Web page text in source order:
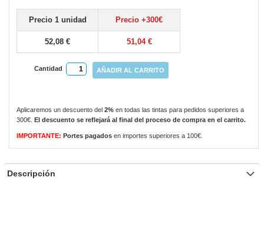
Precio 1 unidad Precio +300€
52,08 € 51,04 €
Cantidad AÑADIR AL CARRITO
Aplicaremos un descuento del 2% en todas las tintas para pedidos superiores a
300€.
El descuento se reflejará al final del proceso de compra en el carrito.
IMPORTANTE: Portes pagados en importes superiores a 100€.
the
images
gallery
Descripción